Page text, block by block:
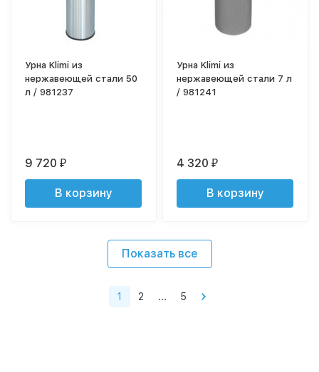
Урна Klimi из
нержавеющей стали 50
л / 981237
9 720₽
В корзину
Урна Klimi из
нержавеющей стали 7 л
/ 981241
4 320₽
В корзину
Показать все
1 2 ... 5